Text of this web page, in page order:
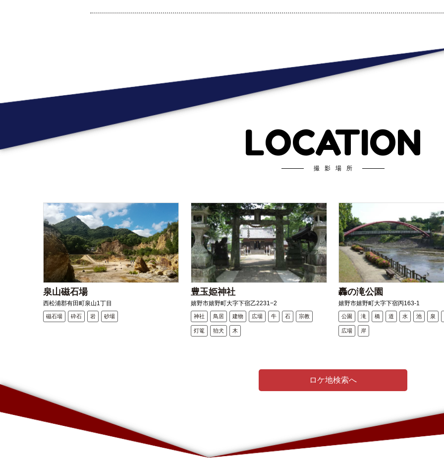
LOCATION
撮影場所
泉山磁石場
西松浦郡有田町泉山1丁目
磁石場 砕石 岩 砂場
豊玉姫神社
嬉野市嬉野町大字下宿乙2231−2
神社 鳥居 建物 広場 牛 石 宗教
灯篭 狛犬 木
轟の滝公園
嬉野市嬉野町大字下宿丙163-1
公園 滝 橋 道 水 池 泉
広場 岸
ロケ地検索へ